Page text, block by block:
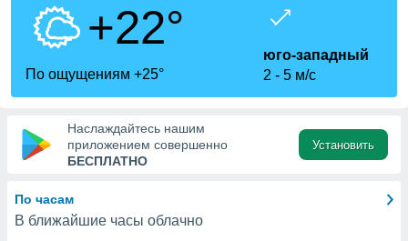
Вы можете
к этому
доступ
+22°
По ощущениям +25°
юго-западный
2
5 м/с
Наслаждайтесь нашим
приложением совершенно
БЕСПЛАТНО
Установить
По часам
В ближайшие часы облачно